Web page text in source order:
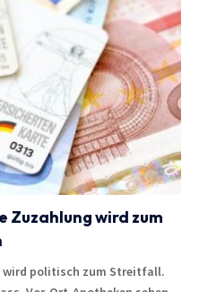
Zuzahlung wird zum
wird politisch zum Streitfall.